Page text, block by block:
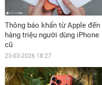
Thông báo khẩn từ Apple đến
hàng triệu người dùng iPhone
cũ
23-03-2026 18:27